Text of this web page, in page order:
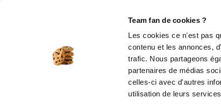
Team fan de cookies ?
Les cookies ce n'est pas
contenu et les annonces,
trafic. Nous partageons
partenaires de médias
celles-ci avec d'autres
utilisation de leurs